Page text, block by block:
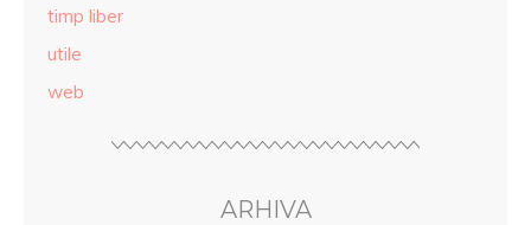
timp liber
utile
web
ARHIVA